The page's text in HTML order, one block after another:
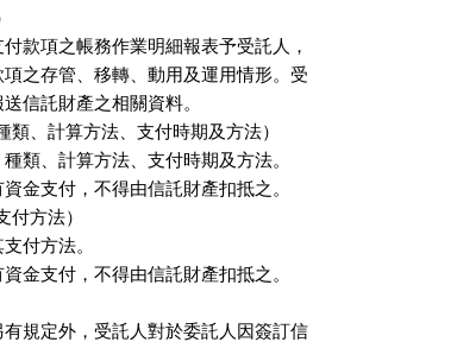
付款項之帳務作業明細報表予受託人，
項之存管、移轉、動用及運用情形。受
送信託財產之相關資料。
、計算方法、支付時期及方法）
種類、計算方法、支付時期及方法。
資金支付，不得由信託財產扣抵之。
付方法）
付方法。
資金支付，不得由信託財產扣抵之。
有規定外，受託人對於委託人因簽訂信